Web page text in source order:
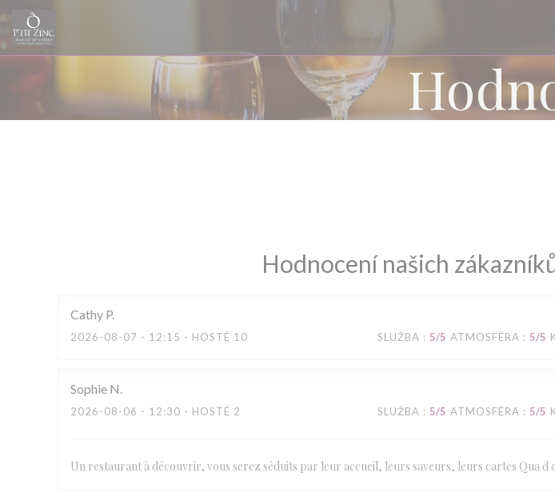
Panel pro správu cookies
Hodnocení našich
Cathy P
2026-08-07 - 12:15 - HOSTÉ 10 SLUŽBA : 5/5 ATMOSFÉRA : 5/5
Sophie N
2026-08-06 - 12:30 - HOSTÉ 2 SLUŽBA : 5/5 ATMOSFÉRA : 5/5
Un restaurant à découvrir, vous serez séduits par leur accueil, leurs saveurs, leurs cartes Qua d